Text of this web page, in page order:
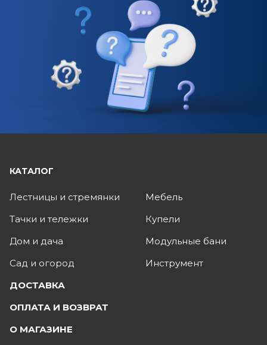
КАТАЛОГ
Лестницы и стремянки
Тачки и тележки
Дом и дача
Сад и огород
Мебель
Купели
Модульные бани
Инструмент
ДОСТАВКА
ОПЛАТА И ВОЗВРАТ
О МАГАЗИНЕ